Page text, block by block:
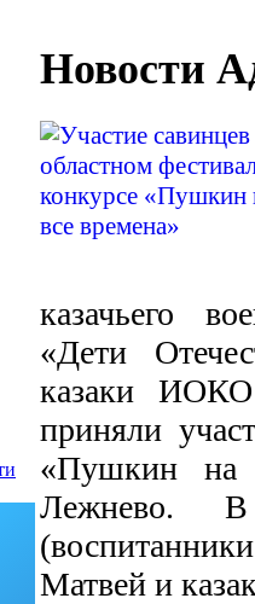
Новости
казачьего
«Дети
казаки
приняли
«Пушкин на
Лежнево. В
Матвей и